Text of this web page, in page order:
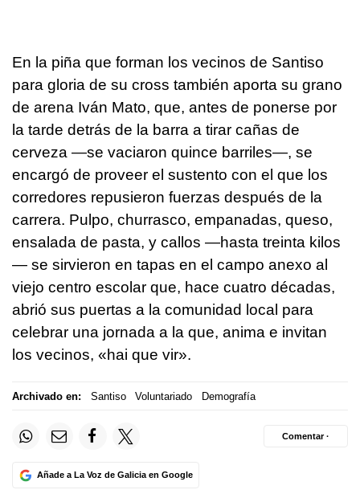
En la piña que forman los vecinos de Santiso
para gloria de su cross también aporta su grano
de arena Iván Mato, que, antes de ponerse por
la tarde detrás de la barra a tirar cañas de
cerveza —se vaciaron quince barriles—, se
encargó de proveer el sustento con el que los
corredores repusieron fuerzas después de la
carrera. Pulpo, churrasco, empanadas, queso,
ensalada de pasta, y callos —hasta treinta kilos
— se sirvieron en tapas en el campo anexo al
viejo centro escolar que, hace cuatro décadas,
abrió sus puertas a la comunidad local para
celebrar una jornada a la que, anima e invitan
los vecinos, «hai que vir».
Archivado en: Santiso Voluntariado Demografía
Añade a La Voz de Galicia en Google
Comentar ·